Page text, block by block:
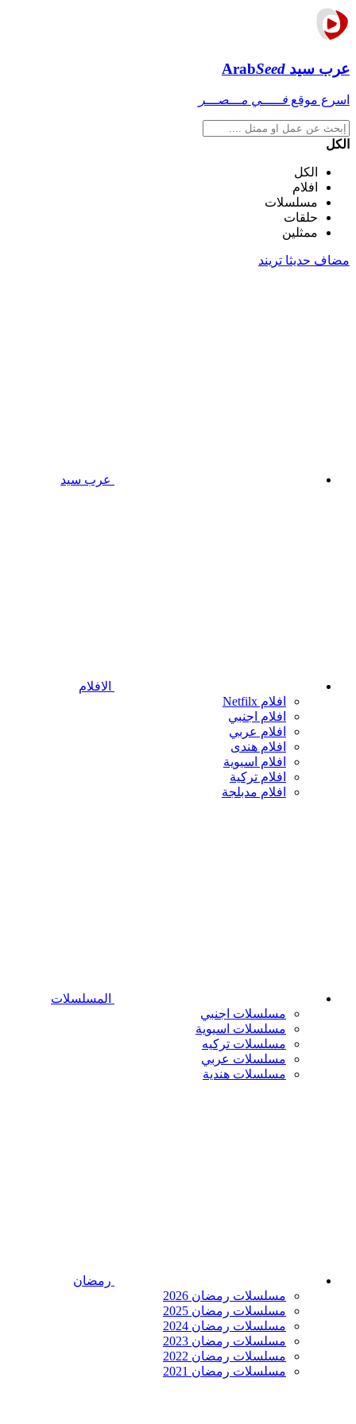
عرب سيد ArabSeed
اسرع موقع فـــــي مـــصـــر
الكل
الكل
افلام
مسلسلات
حلقات
ممثلين
مضاف حديثا تريند
عرب سيد
الافلام
افلام Netfilx
افلام اجنبي
افلام عربي
افلام هندى
افلام اسيوية
افلام تركية
افلام مدبلجة
المسلسلات
مسلسلات اجنبي
مسلسلات اسيوية
مسلسلات تركيه
مسلسلات عربي
مسلسلات هندية
رمضان
مسلسلات رمضان 2026
مسلسلات رمضان 2025
مسلسلات رمضان 2024
مسلسلات رمضان 2023
مسلسلات رمضان 2022
مسلسلات رمضان 2021